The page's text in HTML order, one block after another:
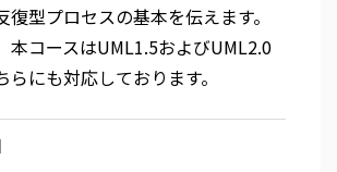
復型プロセスの基本を伝えます。
コースはUML1.5およびUML2.0
らにも対応しております。